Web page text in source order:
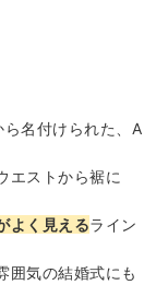
名付けられた、A
エストから裾に
よく見えるライン
囲気の結婚式にも